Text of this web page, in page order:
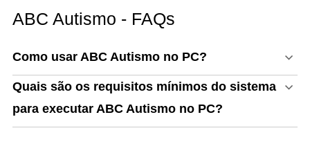
ABC Autismo - FAQs
Como usar ABC Autismo no PC?
Quais são os requisitos mínimos do sistema
para executar ABC Autismo no PC?